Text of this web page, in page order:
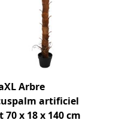
Arbre
artificiel
70 x 18 x 140 cm